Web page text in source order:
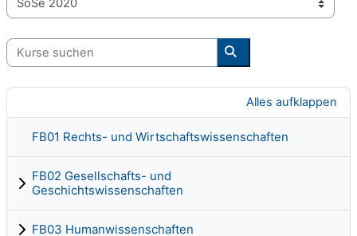
Kursbereiche
Kurse suchen
Kurse suchen
Alles aufklappen
FB01 Rechts- und Wirtschaftswissenschaften
FB02 Gesellschafts- und
Geschichtswissenschaften
FB03 Humanwissenschaften